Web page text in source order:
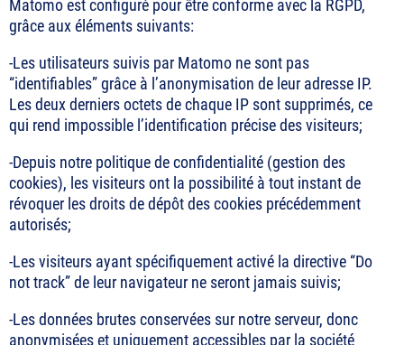
Matomo est configuré pour être conforme avec la RGPD,
grâce aux éléments suivants:
-Les utilisateurs suivis par Matomo ne sont pas
“identifiables” grâce à l’anonymisation de leur adresse IP.
Les deux derniers octets de chaque IP sont supprimés, ce
qui rend impossible l’identification précise des visiteurs;
-Depuis notre politique de confidentialité (gestion des
cookies), les visiteurs ont la possibilité à tout instant de
révoquer les droits de dépôt des cookies précédemment
autorisés;
-Les visiteurs ayant spécifiquement activé la directive “Do
not track” de leur navigateur ne seront jamais suivis;
-Les données brutes conservées sur notre serveur, donc
anonymisées et uniquement accessibles par la société